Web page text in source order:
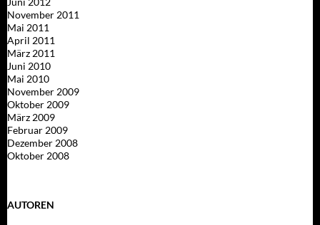
November 2011
Mai 2011
April 2011
März 2011
Juni 2010
Mai 2010
November 2009
Oktober 2009
März 2009
Februar 2009
Dezember 2008
Oktober 2008
AUTOREN